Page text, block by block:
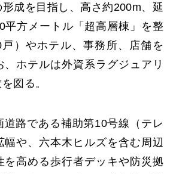
成を目指し、高さ約200m、延
平方メートル「超高層棟」を整
）やホテル、事務所、店舗を
、ホテルは外資系ラグジュアリ
図る。
路である補助第10号線（テレ
幅や、六本木ヒルズを含む周辺
を高める歩行者デッキや防災拠